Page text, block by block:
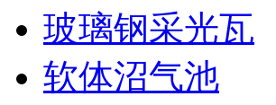
玻璃钢采光瓦
软体沼气池